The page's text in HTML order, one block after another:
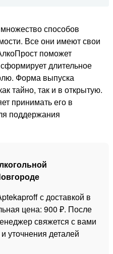
способов
Все они имеют свои
поможет
длительное
Форма выпуска
тайно, так и в открытую.
принимать его в
поддержания
с доставкой в
цена: 900 ₽. После
свяжется с вами
уточнения деталей